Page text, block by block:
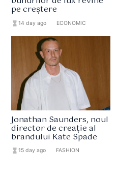
pe creștere
hourglass_full14 day ago ECONOMIC
Jonathan Saunders, noul
director de creație al
brandului Kate Spade
hourglass_full15 day ago FASHION